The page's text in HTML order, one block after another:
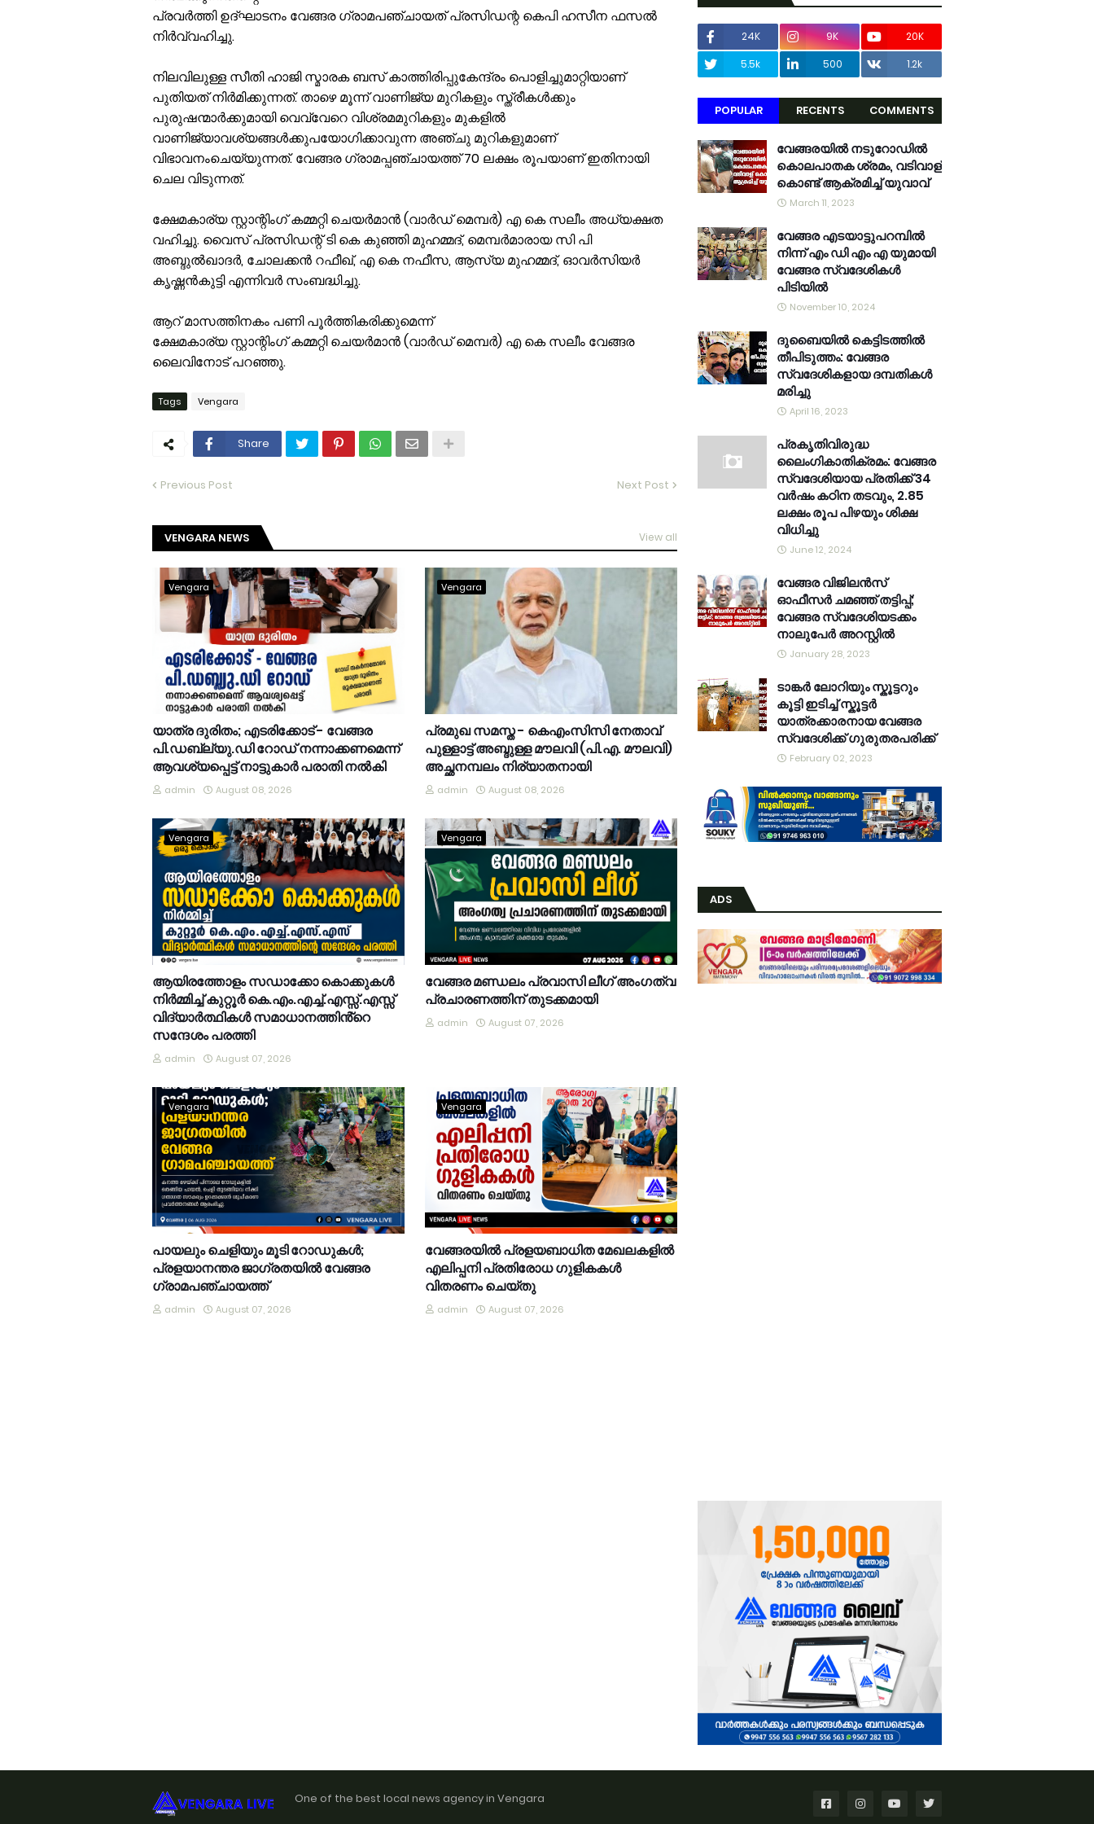
പ്രവർത്തി ഉദ്ഘാടനം വേങ്ങര ഗ്രാമപഞ്ചായത് പ്രസിഡന്റ കെപി ഹസീന ഫസൽ
നിർവ്വഹിച്ചു.
നിലവിലുള്ള സീതി ഹാജി സ്മാരക ബസ് കാത്തിരിപ്പുകേന്ദ്രം പൊളിച്ചുമാറ്റിയാണ്
പുതിയത് നിർമിക്കുന്നത്. താഴെ മൂന്ന് വാണിജ്യ മുറികളും സ്ത്രീകൾക്കും
പുരുഷന്മാർക്കുമായി വെവ്വേറെ വിശ്രമമുറികളും മുകളിൽ
വാണിജ്യാവശ്യങ്ങൾക്കുപയോഗിക്കാവുന്ന അഞ്ചു മുറികളുമാണ്
വിഭാവനംചെയ്യുന്നത്. വേങ്ങര ഗ്രാമപ്പഞ്ചായത്ത് 70 ലക്ഷം രൂപയാണ് ഇതിനായി
ചെല വിടുന്നത്.
ക്ഷേമകാര്യ സ്റ്റാന്റിംഗ് കമ്മറ്റി ചെയർമാൻ (വാർഡ് മെമ്പർ) എ കെ സലീം അധ്യക്ഷത
വഹിച്ചു. വൈസ് പ്രസിഡന്റ് ടി കെ കുഞ്ഞി മുഹമ്മദ്, മെമ്പർമാരായ സി പി
അബ്ദുൽഖാദർ, ചോലക്കൻ റഫീഖ്, എ കെ നഫീസ, ആസ്യ മുഹമ്മദ്, ഓവർസിയർ
കൃഷ്ണൻകുട്ടി എന്നിവർ സംബദ്ധിച്ചു.
ആറ് മാസത്തിനകം പണി പൂർത്തികരിക്കുമെന്ന്
ക്ഷേമകാര്യ സ്റ്റാന്റിംഗ് കമ്മറ്റി ചെയർമാൻ (വാർഡ് മെമ്പർ) എ കെ സലീം വേങ്ങര
ലൈവിനോട് പറഞ്ഞു.
Tags Vengara
Share
Previous Post Next Post
VENGARA NEWS View all
Vengara
യാത്ര ദുരിതം; എടരിക്കോട് - വേങ്ങര
പി.ഡബ്ല്യു.ഡി റോഡ് നന്നാക്കണമെന്ന്
ആവശ്യപ്പെട്ട് നാട്ടുകാർ പരാതി നൽകി
admin August 08, 2026
Vengara
പ്രമുഖ സമസ്ത - കെഎംസിസി നേതാവ്
പുള്ളാട്ട് അബ്ദുള്ള മൗലവി (പി.എ. മൗലവി)
അച്ഛനമ്പലം നിര്യാതനായി
admin August 08, 2026
Vengara
ആയിരത്തോളം സഡാക്കോ കൊക്കുകൾ
നിർമ്മിച്ച് കുറ്റൂർ കെ.എം.എച്ച്.എസ്സ്.എസ്സ്
വിദ്യാർത്ഥികൾ സമാധാനത്തിൻ്റെ
സന്ദേശം പരത്തി
admin August 07, 2026
Vengara
വേങ്ങര മണ്ഡലം പ്രവാസി ലീഗ് അംഗത്വ
പ്രചാരണത്തിന് തുടക്കമായി
admin August 07, 2026
Vengara
പായലും ചെളിയും മൂടി റോഡുകൾ;
പ്രളയാനന്തര ജാഗ്രതയിൽ വേങ്ങര
ഗ്രാമപഞ്ചായത്ത്
admin August 07, 2026
Vengara
വേങ്ങരയിൽ പ്രളയബാധിത മേഖലകളിൽ
എലിപ്പനി പ്രതിരോധ ഗുളികകൾ
വിതരണം ചെയ്തു
admin August 07, 2026
24K 9K
20K
5.5k
500 1.2k
POPULAR RECENTS COMMENTS
വേങ്ങരയിൽ നടുറോഡിൽ
കൊലപാതക ശ്രമം, വടിവാള്
കൊണ്ട് ആക്രമിച്ച് യുവാവ്
March 11, 2023
വേങ്ങര എടയാട്ടുപറമ്പിൽ
നിന്ന് എം ഡി എം എ യുമായി
വേങ്ങര സ്വദേശികൾ
പിടിയിൽ
November 10, 2024
ദുബൈയിൽ കെട്ടിടത്തിൽ
തീപിടുത്തം: വേങ്ങര
സ്വദേശികളായ ദമ്പതികൾ
മരിച്ചു
April 16, 2023
പ്രകൃതിവിരുദ്ധ
ലൈംഗികാതിക്രമം: വേങ്ങര
സ്വദേശിയായ പ്രതിക്ക് 34
വര്‍ഷം കഠിന തടവും, 2.85
ലക്ഷം രൂപ പിഴയും ശിക്ഷ
വിധിച്ചു
June 12, 2024
വേങ്ങര വിജിലൻസ്
ഓഫീസർ ചമഞ്ഞ് തട്ടിപ്പ്;
വേങ്ങര സ്വദേശിയടക്കം
നാലുപേർ അറസ്റ്റിൽ
January 28, 2023
ടാങ്കർ ലോറിയും സ്കൂട്ടറും
കൂട്ടി ഇടിച്ച് സ്കൂട്ടർ
യാത്രക്കാരനായ വേങ്ങര
സ്വദേശിക്ക് ഗുരുതരപരിക്ക്
February 02, 2023
ADS
One of the best local news agency in Vengara